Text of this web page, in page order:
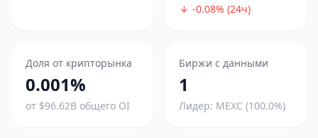
-0.08% (24ч)
Доля от крипторынка
0.001%
от $96.62B общего OI
Биржи с данными
1
Лидер: MEXC (100.0%)